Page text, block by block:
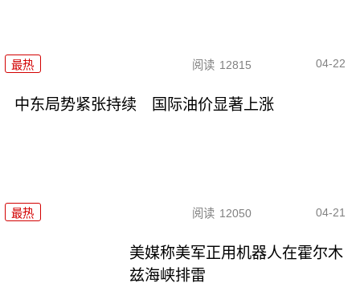
最热 阅读 12815 04-22
中东局势紧张持续 国际油价显著上涨
最热 阅读 12050 04-21
美媒称美军正用机器人在霍尔木
兹海峡排雷